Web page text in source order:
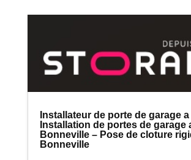
Installateur de porte de garage
Installation de portes de garage
Bonneville – Pose de cloture
Bonneville